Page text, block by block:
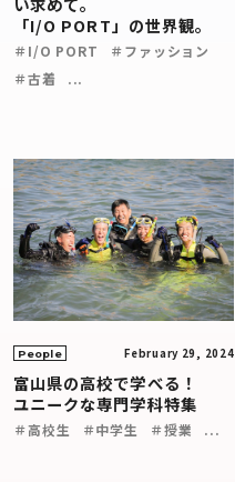
「I/O PORT」の世界観。
＃I/O PORT
＃ファッション
＃古着
...
People February 29, 2024
富山県の高校で学べる！
ユニークな専門学科特集
＃高校生 ＃中学生 ＃授業 ...